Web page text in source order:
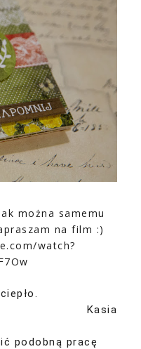
można samemu
na film :)
watch?
Kasia
podobną pracę